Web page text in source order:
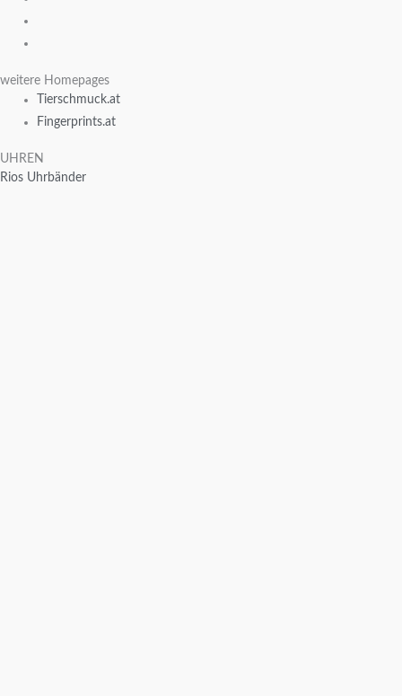
weitere Homepages
Tierschmuck.at
Fingerprints.at
UHREN
Rios Uhrbänder